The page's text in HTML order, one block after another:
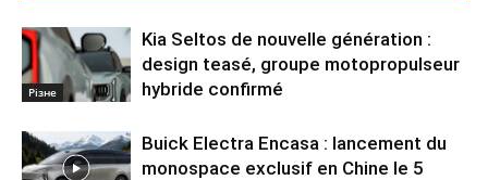
Різне
Kia Seltos de nouvelle génération :
design teasé, groupe motopropulseur
hybride confirmé
Buick Electra Encasa : lancement du
monospace exclusif en Chine le 5